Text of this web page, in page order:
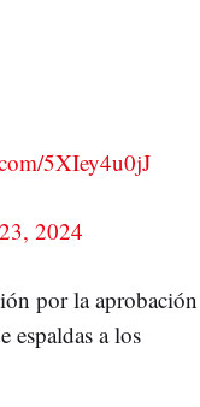
5XIey4u0jJ
2024
por la aprobación
espaldas a los